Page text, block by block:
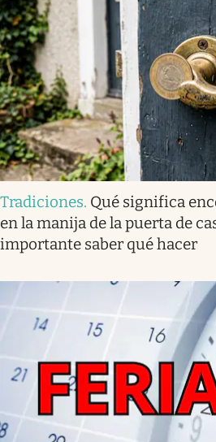
Tradiciones. Qué significa
en la manija de la puerta de
importante saber qué hacer